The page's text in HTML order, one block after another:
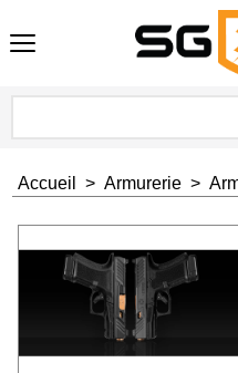
Accueil > Armurerie >